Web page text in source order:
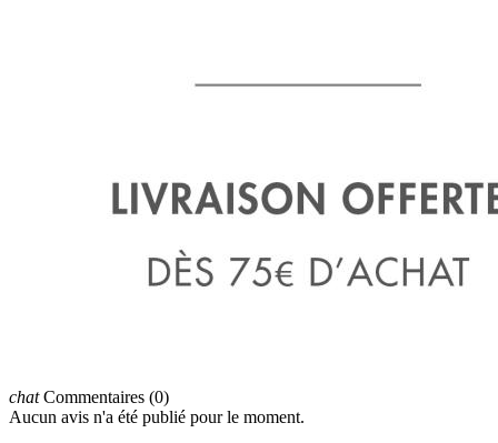
chatCommentaires (0)
Aucun avis n'a été publié pour le moment.